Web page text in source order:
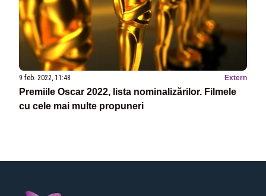
9 feb. 2022, 11:48 Extern
Premiile Oscar 2022, lista nominalizărilor. Filmele
cu cele mai multe propuneri